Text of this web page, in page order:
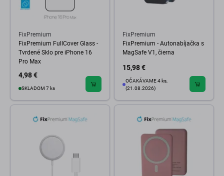
FixPremium
FixPremium FullCover Glass -
Tvrdené Sklo pre iPhone 16
Pro Max
4,98 €
SKLADOM 7 ks
FixPremium
FixPremium - Autonabíjačka s
MagSafe V1, čierna
15,98 €
OČAKÁVAME 4 ks,
(21.08.2026)